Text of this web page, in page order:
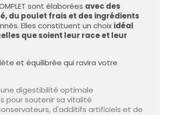
sont élaborées avec des
du poulet frais et des ingrédients
Elles constituent un choix idéal
que soient leur race et leur
et équilibrée qui ravira votre
digestibilité optimale
pour soutenir sa vitalité
d'additifs artificiels et de